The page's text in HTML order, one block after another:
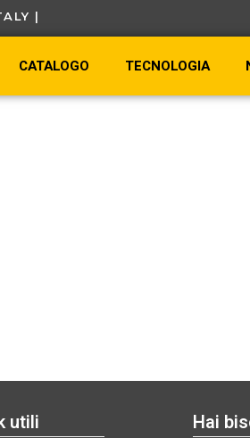
|
CATALOGO TECNOLOGIA
utili Hai